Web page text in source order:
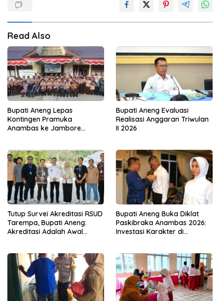
Read Also
Bupati Aneng Lepas
Kontingen Pramuka
Anambas ke Jambore
Bupati Aneng Evaluasi
Realisasi Anggaran Triwulan
II 2026
Tutup Survei Akreditasi RSUD
Tarempa, Bupati Aneng:
Akreditasi Adalah Awal
Bupati Aneng Buka Diklat
Paskibraka Anambas 2026:
Investasi Karakter di